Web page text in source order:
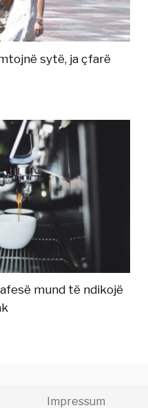
sytë, ja çfarë
mund të ndikojë
Impressum